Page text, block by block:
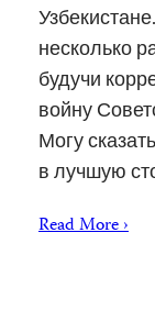
несколько
будучи
войну
Могу
в лучшую
Read More ›